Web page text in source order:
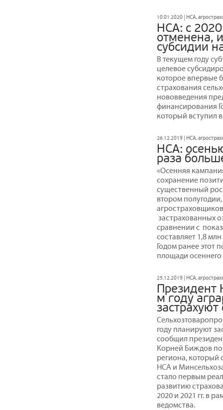
10.01.2020 | НСА,
НСА: с
отменена,
субсидии
В текущем году
целевое
которое впервые
страхования
нововведения
финансирования
который вступил в
26.12.2019 | НСА,
НСА:
раза
«Осенняя
сохранение
существенный
втором
застрахованных
сравнении с
составляет 1,8
Годом ранее этот
площади осеннего
25.12.2019 | НСА,
Президент
м году
году планируют
сообщил
Корней Биждов по
региона, который
НСА и
стало первым
развитию
2020 и 2021 гг. в
ведомства.